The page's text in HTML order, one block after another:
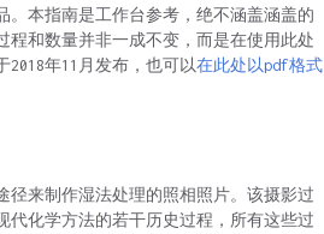
。本指南是工作台参考，绝不涵盖涵盖的
程和数量并非一成不变，而是在使用此处
年11月发布，也可以在此处以pdf格式
径来制作湿法处理的照相照片。该摄影过
代化学方法的若干历史过程，所有这些过